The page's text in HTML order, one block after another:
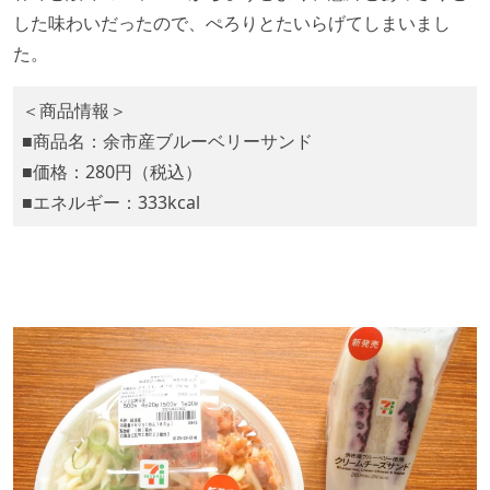
した味わいだったので、ぺろりとたいらげてしまいまし
た。
＜商品情報＞
■商品名：余市産ブルーベリーサンド
■価格：280円（税込）
■エネルギー：333kcal